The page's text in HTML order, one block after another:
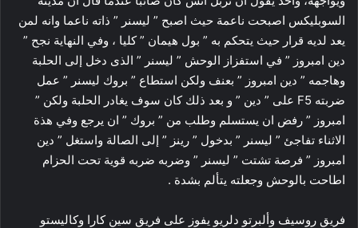
السوبليكس اصبحت ناعمة حيث اصبح ” ليسنر ” ذاته ناعما وانه لمن
يعد لديه قرار حيث يتحكم به ” بول هيمان ” كليا ، وفي النهاية نجح ”
دين امبروز ” في استفزاز الوحش ” ليسنر ” الذى دخل إلى الحلبة
وهاجمه ” دين امبروز ” بعنف ولكن استطاع ” بروك ليسنر ” عمل
ضربته F5 على ” دين ” و بعد ذلك كان سوف يغادر الحلبة ولكن ”
امبروز ” رفض ان يستسلم وطلب من ” بروك ” ان يرجع وفي هذة
الاثناء تفاجئ ” ليسنر ” بدخول ” رينز ” إلى الصالة واستغل ” دين
امبروز ” فرصة تشتت ” ليسنر ” وضربه ضربه قوية تحت الحزام
اطاحت بالوحش وجعلته يتألم بشدة .
فريق روسيف وألبرتو دلريو يفوز على فريق سين كارا وكاليستو